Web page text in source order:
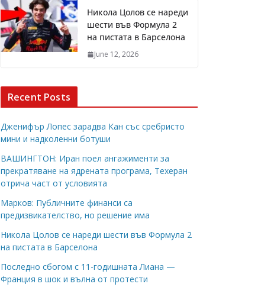
Никола Цолов се нареди
шести във Формула 2
на пистата в Барселона
June 12, 2026
Recent Posts
Дженифър Лопес зарадва Кан със сребристо
мини и надколенни ботуши
ВАШИНГТОН: Иран поел ангажименти за
прекратяване на ядрената програма, Техеран
отрича част от условията
Марков: Публичните финанси са
предизвикателство, но решение има
Никола Цолов се нареди шести във Формула 2
на пистата в Барселона
Последно сбогом с 11-годишната Лиана —
Франция в шок и вълна от протести